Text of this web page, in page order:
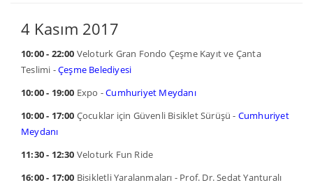
4 Kasım 2017
10:00 - 22:00 Veloturk Gran Fondo Çeşme Kayıt ve Çanta
Teslimi -Çeşme Belediyesi
10:00 - 19:00 Expo -Cumhuriyet Meydanı
10:00 - 17:00 Çocuklar için Güvenli Bisiklet Sürüşü - Cumhuriyet
Meydanı
11:30 - 12:30 Veloturk Fun Ride
16:00 - 17:00 Bisikletli Yaralanmaları - Prof. Dr. Sedat Yanturalı